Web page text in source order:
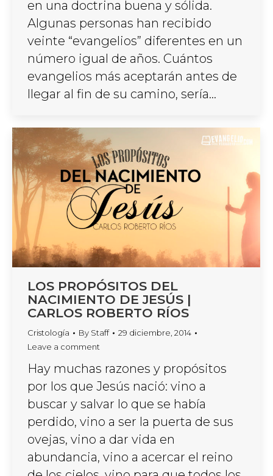
en una doctrina buena y sólida.
Algunas personas han recibido
veinte “evangelios” diferentes en un
número igual de años. Cuántos
evangelios más aceptarán antes de
llegar al fin de su camino, sería…
LOS PROPÓSITOS DEL
NACIMIENTO DE JESÚS |
CARLOS ROBERTO RÍOS
Cristología By Staff
29 diciembre, 2014
Leave a comment
Hay muchas razones y propósitos
por los que Jesús nació: vino a
buscar y salvar lo que se había
perdido, vino a ser la puerta de sus
ovejas, vino a dar vida en
abundancia, vino a acercar el reino